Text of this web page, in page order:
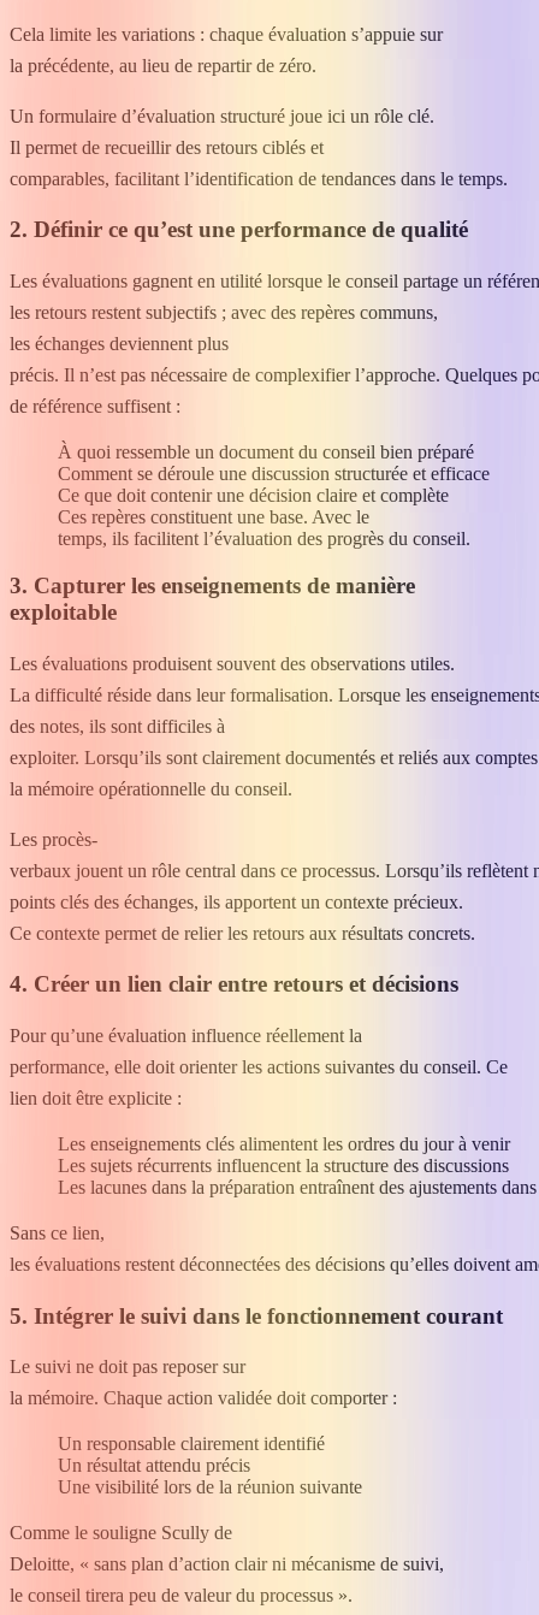
Cela limite les variations : chaque évaluation s’appuie sur
la précédente, au lieu de repartir de zéro.
Un formulaire d’évaluation structuré joue ici un rôle clé.
Il permet de recueillir des retours ciblés et
comparables, facilitant l’identification de tendances dans le temps.
2. Définir ce qu’est une performance de qualité
Les évaluations gagnent en utilité lorsque le conseil partage un
les retours restent subjectifs ; avec des repères communs,
les échanges deviennent plus
précis. Il n’est pas nécessaire de complexifier l’approche. Quelques
de référence suffisent :
À quoi ressemble un document du conseil bien préparé
Comment se déroule une discussion structurée et efficace
Ce que doit contenir une décision claire et complète
Ces repères constituent une base. Avec le
temps, ils facilitent l’évaluation des progrès du conseil.
3. Capturer les enseignements de manière
exploitable
Les évaluations produisent souvent des observations utiles.
La difficulté réside dans leur formalisation. Lorsque les
des notes, ils sont difficiles à
exploiter. Lorsqu’ils sont clairement documentés et reliés aux
la mémoire opérationnelle du conseil.
Les procès-
verbaux jouent un rôle central dans ce processus. Lorsqu’ils reflètent
points clés des échanges, ils apportent un contexte précieux.
Ce contexte permet de relier les retours aux résultats concrets.
4. Créer un lien clair entre retours et décisions
Pour qu’une évaluation influence réellement la
performance, elle doit orienter les actions suivantes du conseil. Ce
lien doit être explicite :
Les enseignements clés alimentent les ordres du jour à venir
Les sujets récurrents influencent la structure des discussions
Les lacunes dans la préparation entraînent des ajustements
Sans ce lien,
les évaluations restent déconnectées des décisions qu’elles doivent
5. Intégrer le suivi dans le fonctionnement courant
Le suivi ne doit pas reposer sur
la mémoire. Chaque action validée doit comporter :
Un responsable clairement identifié
Un résultat attendu précis
Une visibilité lors de la réunion suivante
Comme le souligne Scully de
Deloitte, « sans plan d’action clair ni mécanisme de suivi,
le conseil tirera peu de valeur du processus ».